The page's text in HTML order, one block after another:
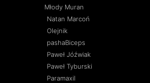
Młody Muran
Natan Marcoń
Olejnik
pashaBiceps
Paweł Jóźwiak
Paweł Tyburski
Paramaxil